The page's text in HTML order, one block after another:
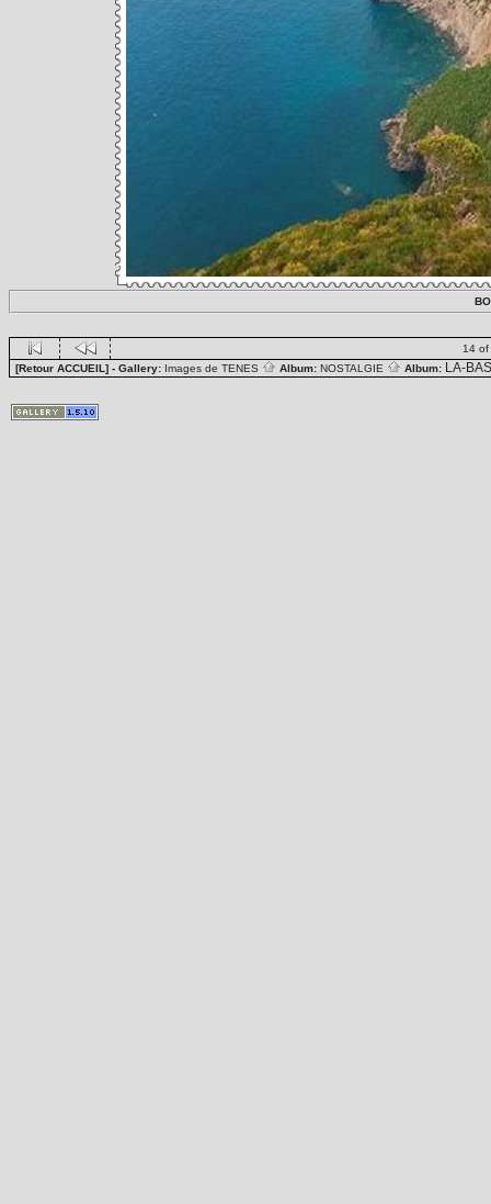
14 of
[Retour ACCUEIL] - Gallery: Images de TENES Album: NOSTALGIE Album: LA-BAS